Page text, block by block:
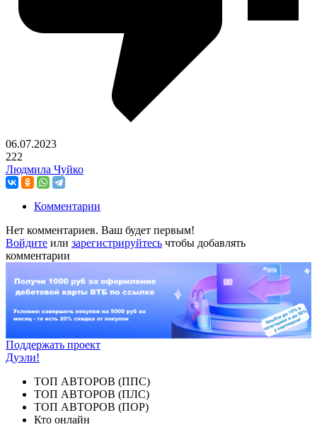
06.07.2023
222
Людмила Чуйко
Комментарии
Нет комментариев. Ваш будет первым!
Войдите или зарегистрируйтесь чтобы добавлять
комментарии
Поддержать проект
Дуэли!
ТОП АВТОРОВ (ППС)
ТОП АВТОРОВ (ПЛС)
ТОП АВТОРОВ (ПОР)
Кто онлайн